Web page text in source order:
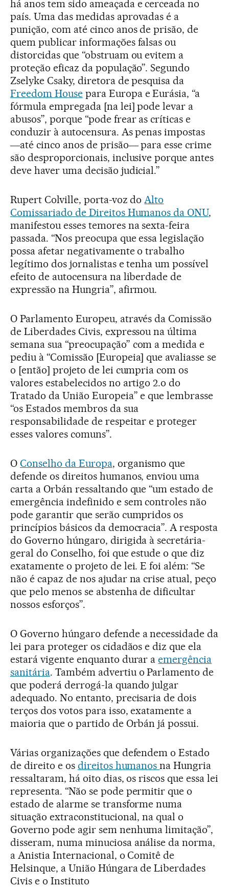
há anos tem sido ameaçada e cerceada no
país. Uma das medidas aprovadas é a
punição, com até cinco anos de prisão, de
quem publicar informações falsas ou
distorcidas que “obstruam ou evitem a
proteção eficaz da população”. Segundo
Zselyke Csaky, diretora de pesquisa da
Freedom Housepara Europa e Eurásia, “a
fórmula empregada [na lei] pode levar a
abusos”, porque “pode frear as críticas e
conduzir à autocensura. As penas impostas
―até cinco anos de prisão― para esse crime
são desproporcionais, inclusive porque antes
deve haver uma decisão judicial.”
Rupert Colville, porta-voz doAlto
Comissariado de Direitos Humanos da ONU,
manifestou esses temores na sexta-feira
passada. “Nos preocupa que essa legislação
possa afetar negativamente o trabalho
legítimo dos jornalistas e tenha um possível
efeito de autocensura na liberdade de
expressão na Hungria”, afirmou.
O Parlamento Europeu, através da Comissão
de Liberdades Civis, expressou na última
semana sua “preocupação” com a medida e
pediu à “Comissão [Europeia] que avaliasse se
o [então] projeto de lei cumpria com os
valores estabelecidos no artigo 2.o do
Tratado da União Europeia” e que lembrasse
“os Estados membros da sua
responsabilidade de respeitar e proteger
esses valores comuns”.
O Conselho da Europa, organismo que
defende os direitos humanos, enviou uma
carta a Orbán ressaltando que “um estado de
emergência indefinido e sem controles não
pode garantir que serão cumpridos os
princípios básicos da democracia”. A resposta
do Governo húngaro, dirigida à secretária-
geral do Conselho, foi que estude o que diz
exatamente o projeto de lei. E foi além: “Se
não é capaz de nos ajudar na crise atual, peço
que pelo menos se abstenha de dificultar
nossos esforços”.
O Governo húngaro defende a necessidade da
lei para proteger os cidadãos e diz que ela
estará vigente enquanto durar aemergência
sanitária. Também advertiu o Parlamento de
que poderá derrogá-la quando julgar
adequado. No entanto, precisaria de dois
terços dos votos para isso, exatamente a
maioria que o partido de Orbán já possui.
Várias organizações que defendem o Estado
de direito e os direitos humanosna Hungria
ressaltaram, há oito dias, os riscos que essa lei
representa. “Não se pode permitir que o
estado de alarme se transforme numa
situação extraconstitucional, na qual o
Governo pode agir sem nenhuma limitação”,
disseram, numa minuciosa análise da norma,
a Anistia Internacional, o Comitê de
Helsinque, a União Húngara de Liberdades
Civis e o Instituto